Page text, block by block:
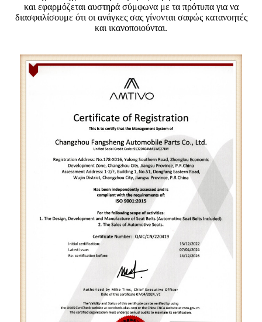
και εφαρμόζεται αυστηρά σύμφωνα με τα πρότυπα για να
διασφαλίσουμε ότι οι ανάγκες σας γίνονται σαφώς κατανοητές
και ικανοποιούνται.